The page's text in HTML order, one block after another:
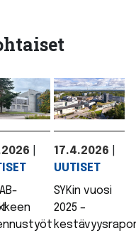
17.4.2026
UUTISET
SYKin vuosi
2025 –